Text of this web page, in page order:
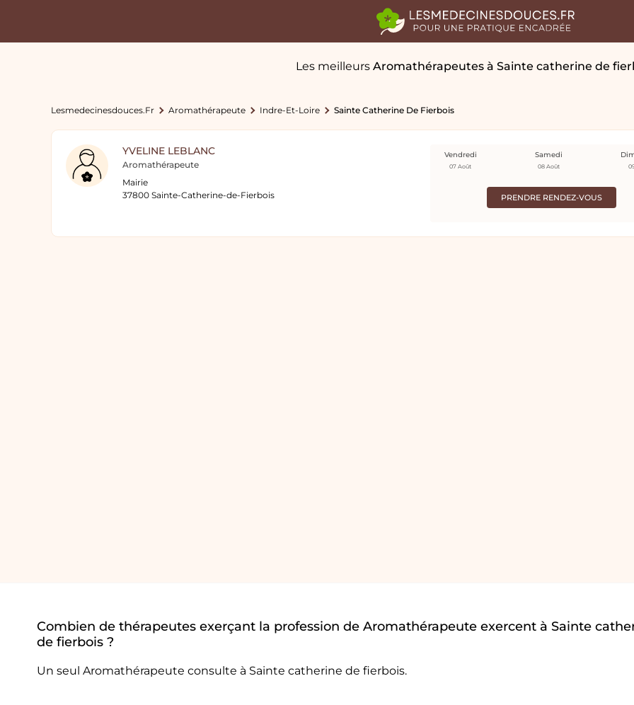
Les meilleurs Aromathérapeutes à Sainte catherine de
Lesmedecinesdouces.fr Aromathérapeute Indre-Et-Loire Sainte Catherine De Fierbois
YVELINE LEBLANC
Aromathérapeute
Mairie
37800 Sainte-Catherine-de-Fierbois
PRENDRE RENDEZ-VOUS
Vendredi
07 Août
Samedi
08 Août
Combien de thérapeutes exerçant la profession de Aromathérapeute exercent à Sainte
de fierbois ?
Un seul Aromathérapeute consulte à Sainte catherine de fierbois.